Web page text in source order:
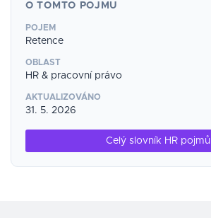
O TOMTO POJMU
POJEM
Retence
OBLAST
HR & pracovní právo
AKTUALIZOVÁNO
31. 5. 2026
Celý slovník HR pojmů